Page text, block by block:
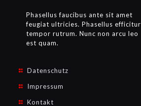
Phasellus faucibus ante sit amet
feugiat ultricies. Phasellus efficitur
tempor rutrum. Nunc non arcu leo
est quam.
Datenschutz
Impressum
Kontakt